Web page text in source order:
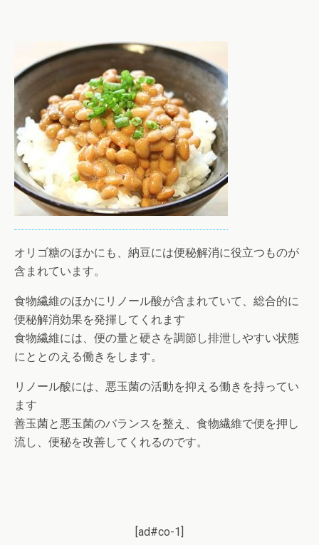
オリゴ糖のほかにも、納豆には便秘解消に役立つものが
含まれています。
食物繊維のほかにリノール酸が含まれていて、総合的に
便秘解消効果を発揮してくれます
食物繊維には、便の量と硬さを調節し排泄しやすい状態
にととのえる働きをします。
リノール酸には、悪玉菌の活動を抑える働きを持ってい
ます
善玉菌と悪玉菌のバランスを整え、食物繊維で便を押し
流し、便秘を改善してくれるのです。
[ad#co-1]